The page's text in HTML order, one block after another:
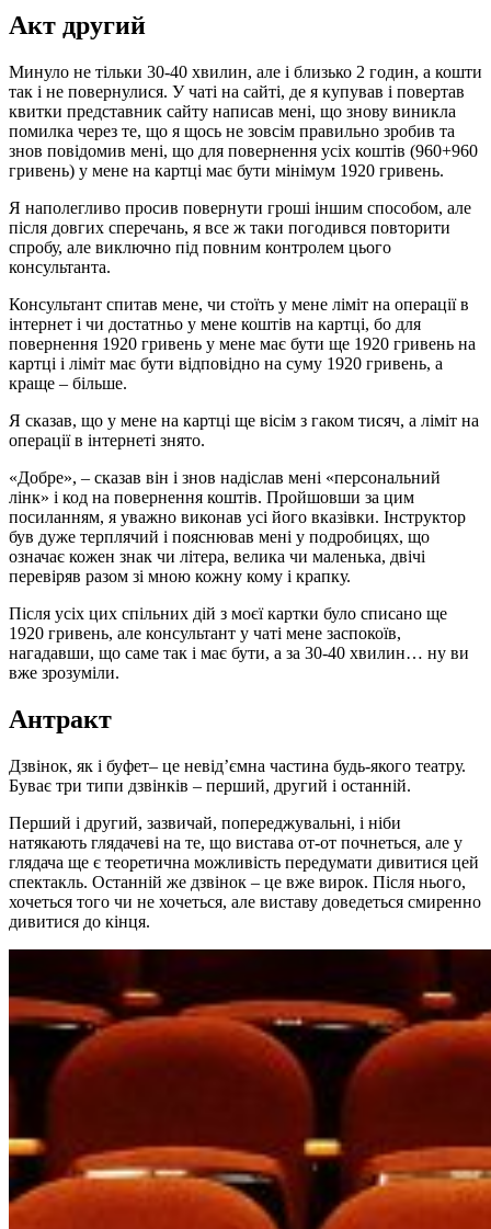
Акт другий
Минуло не тільки 30-40 хвилин, але і близько 2 годин, а кошти
так і не повернулися. У чаті на сайті, де я купував і повертав
квитки представник сайту написав мені, що знову виникла
помилка через те, що я щось не зовсім правильно зробив та
знов повідомив мені, що для повернення усіх коштів (960+960
гривень) у мене на картці має бути мінімум 1920 гривень.
Я наполегливо просив повернути гроші іншим способом, але
після довгих сперечань, я все ж таки погодився повторити
спробу, але виключно під повним контролем цього
консультанта.
Консультант спитав мене, чи стоїть у мене ліміт на операції в
інтернет і чи достатньо у мене коштів на картці, бо для
повернення 1920 гривень у мене має бути ще 1920 гривень на
картці і ліміт має бути відповідно на суму 1920 гривень, а
краще – більше.
Я сказав, що у мене на картці ще вісім з гаком тисяч, а ліміт на
операції в інтернеті знято.
«Добре», – сказав він і знов надіслав мені «персональний
лінк» і код на повернення коштів. Пройшовши за цим
посиланням, я уважно виконав усі його вказівки. Інструктор
був дуже терплячий і пояснював мені у подробицях, що
означає кожен знак чи літера, велика чи маленька, двічі
перевіряв разом зі мною кожну кому і крапку.
Після усіх цих спільних дій з моєї картки було списано ще
1920 гривень, але консультант у чаті мене заспокоїв,
нагадавши, що саме так і має бути, а за 30-40 хвилин… ну ви
вже зрозуміли.
Антракт
Дзвінок, як і буфет– це невід’ємна частина будь-якого театру.
Буває три типи дзвінків – перший, другий і останній.
Перший і другий, зазвичай, попереджувальні, і ніби
натякають глядачеві на те, що вистава от-от почнеться, але у
глядача ще є теоретична можливість передумати дивитися цей
спектакль. Останній же дзвінок – це вже вирок. Після нього,
хочеться того чи не хочеться, але виставу доведеться смиренно
дивитися до кінця.